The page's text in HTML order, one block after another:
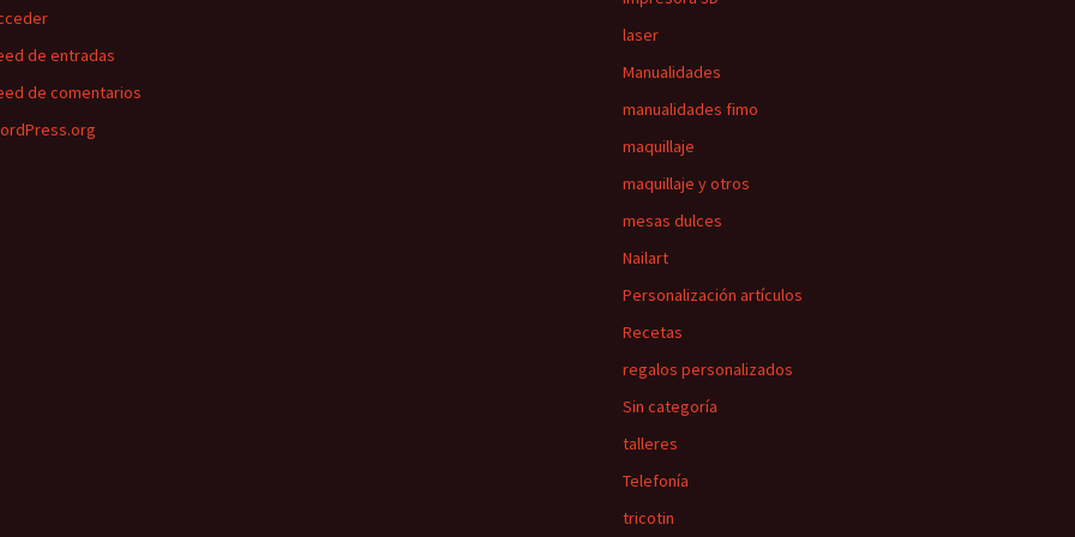
laser
Manualidades
manualidades fimo
maquillaje
maquillaje y otros
mesas dulces
Nailart
Personalización artículos
Recetas
regalos personalizados
Sin categoría
talleres
Telefonía
tricotin
de entradas
de comentarios